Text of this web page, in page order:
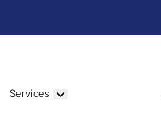
Services